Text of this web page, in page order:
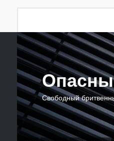
Свободный